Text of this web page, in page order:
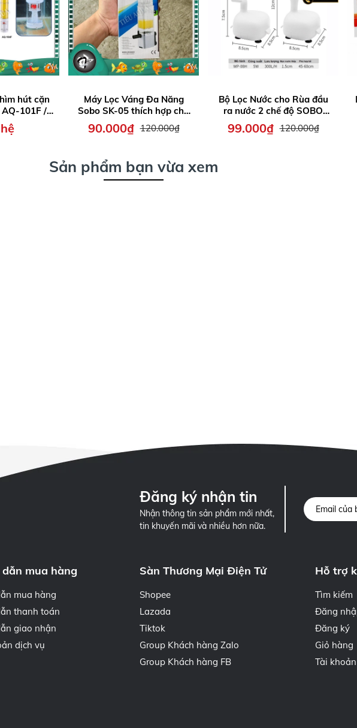
hút cặn
AQ-101F /
/ AQ-
Máy Lọc Váng Đa Năng
Sobo SK-05 thích hợp cho
hồ thủy sinh
90.000₫ 120.000₫
Bộ Lọc Nước cho Rùa đầu
ra nước 2 chế độ SOBO
WP-08H WP08 WP08H
99.000₫ 120.000₫
Sản phẩm bạn vừa xem
Đăng ký nhận tin
Nhận thông tin sản phẩm mới nhất,
tin khuyến mãi và nhiều hơn nữa.
mua hàng
mua hàng
thanh toán
giao nhận
dịch vụ
Sàn Thương Mại Điện Tử
Shopee
Lazada
Tiktok
Group Khách hàng Zalo
Group Khách hàng FB
Hỗ trợ
Tìm kiếm
Đăng
Đăng ký
Giỏ hàng
Tài khoản